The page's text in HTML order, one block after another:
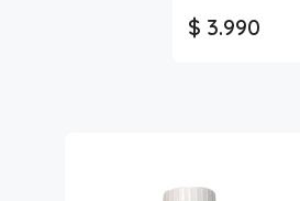
$ 3.990